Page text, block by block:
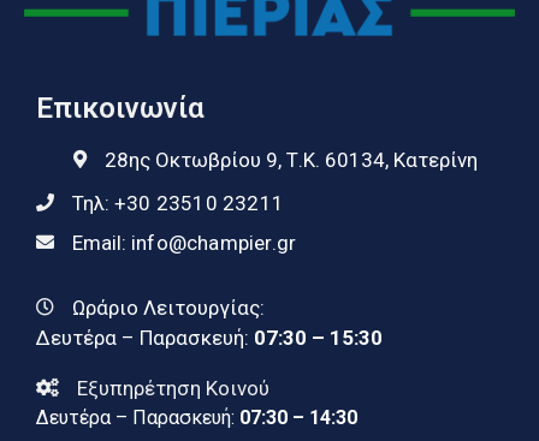
Επικοινωνία
28ης Οκτωβρίου 9, Τ.Κ. 60134, Κατερίνη
Τηλ: +30 23510 23211
Email: info@champier.gr
Ωράριο Λειτουργίας:
Δευτέρα – Παρασκευή: 07:30 – 15:30
Εξυπηρέτηση Κοινού
Δευτέρα – Παρασκευή: 07:30 – 14:30